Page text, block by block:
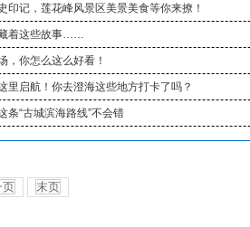
印记，莲花峰风景区美景美食等你来撩！
藏着这些故事……
，你怎么这么好看！
里启航！你去澄海这些地方打卡了吗？
条“古城滨海路线”不会错
页 末页